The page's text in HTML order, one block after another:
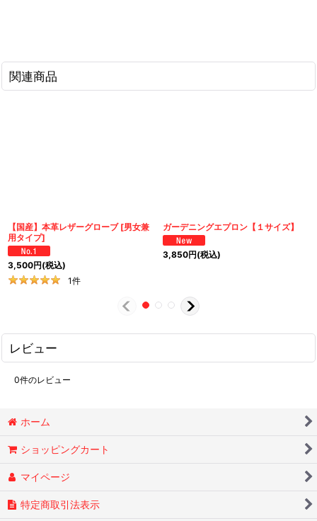
関連商品
【国産】本革レザーグローブ [男女兼
用タイプ]
3,500円(税込)
1件
ガーデニングエプロン【１サイズ】
3,850円(税込)
レビュー
0件のレビュー
ホーム
ショッピングカート
マイページ
特定商取引法表示